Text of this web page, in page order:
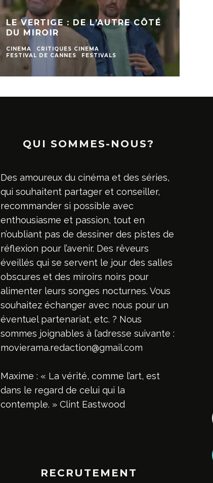
LE VERTIGE : DE L’AUTRE CÔTÉ
DU MIROIR
CINEMA
CRITIQUES CINEMA
FESTIVAL DE CANNES
FESTIVALS
QUI SOMMES-NOUS?
Des amoureux du cinéma et des séries,
qui souhaitent partager et conseiller,
recommander si possible avec
enthousiasme et passion, tout en
n’oubliant pas de dessiner des pistes de
réflexion pour l’avenir. Des rêveurs
éveillés qui se servent le jour des salles
obscures et des miroirs noirs pour
alimenter leurs songes nocturnes. Vous
souhaitez échanger avec nous pour un
éventuel partenariat, etc. ? Nous
sommes joignables à l’adresse suivante :
movierama.redaction@gmail.com
Maxime : « La vérité, comme l’art, est
dans le regard de celui qui la
contemple. » Clint Eastwood
RECRUTEMENT